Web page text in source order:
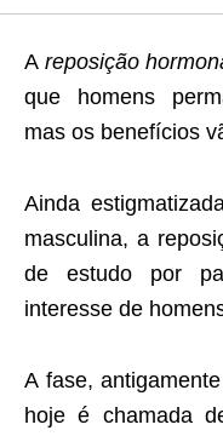
A reposição
que homens
mas os benefícios
Ainda
masculina, a
de estudo por
interesse de
A fase,
hoje é chamada